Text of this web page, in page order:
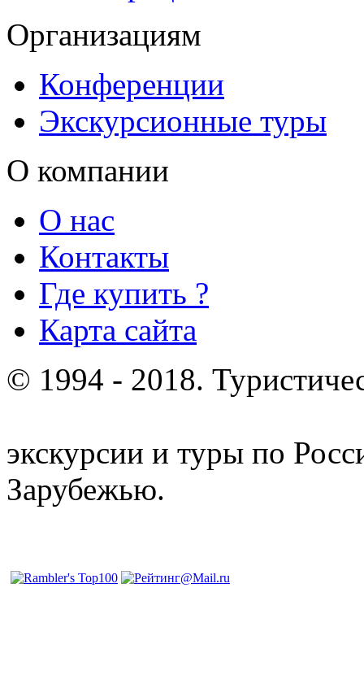
Организациям
Конференции
Экскурсионные туры
О компании
О нас
Контакты
Где купить ?
Карта сайта
© 1994 - 2018.
экскурсии и туры по
Зарубежью.